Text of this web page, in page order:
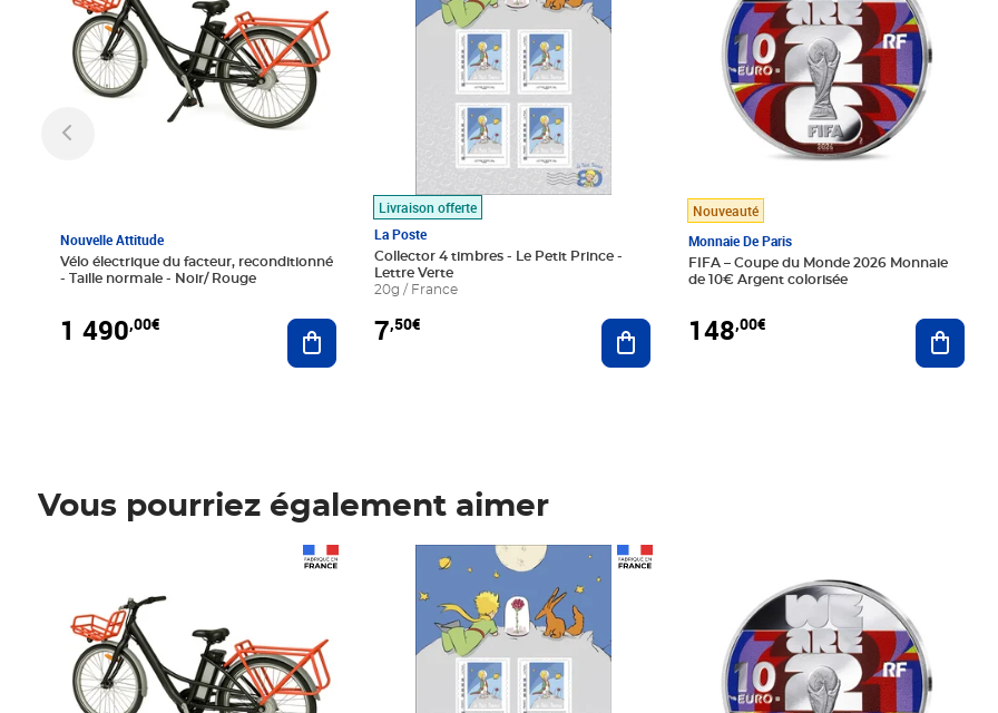
Nouvelle Attitude
Vélo électrique du facteur, reconditionné
- Taille normale - Noir/ Rouge
1 490,00€ Ajouter au panier
Livraison offerte
La Poste
Collector 4 timbres - Le Petit Prince -
Lettre Verte
20g / France
7,50€ Ajouter au panier
Nouveauté
Monnaie De Paris
FIFA – Coupe du Monde 2026 Monnaie
de 10€ Argent colorisée
148,00€
Vous pourriez également aimer
Prix 7,50€